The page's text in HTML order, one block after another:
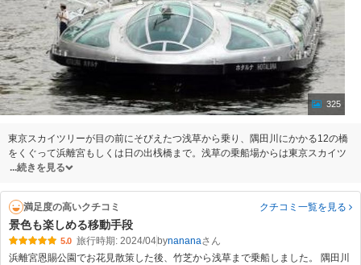
325
東京スカイツリーが目の前にそびえたつ浅草から乗り、隅田川にかかる12の橋
をくぐって浜離宮もしくは日の出桟橋まで。浅草の乗船場からは東京スカイツ
続きを見る
満足度の高いクチコミ クチコミ一覧を見る
景色も楽しめる移動手段
5.0 旅行時期: 2024/04bynanana
浜離宮恩賜公園でお花見散策した後、竹芝から浅草まで乗船しました。 隅田川